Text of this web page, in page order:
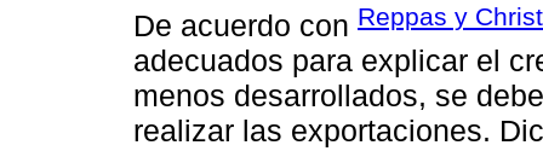
De acuerdo con Reppas y
adecuados para explicar el
menos desarrollados, se
realizar las exportaciones.